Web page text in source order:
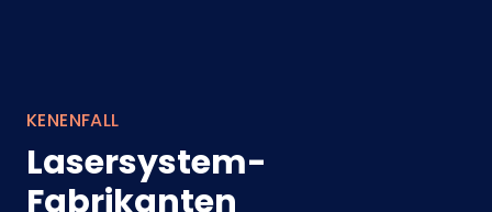
KENENFALL
Lasersystem-
Fabrikanten